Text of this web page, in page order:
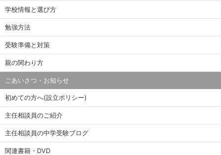
学校情報と選び方
勉強方法
受験準備と対策
親の関わり方
ごあいさつ・お知らせ
初めての方へ(設立ポリシー)
主任相談員のご紹介
主任相談員の中学受験ブログ
関連書籍・DVD